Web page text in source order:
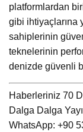
platformlardan
gibi ihtiyaçlarına
sahiplerinin
teknelerinin
denizde güvenli
Haberleriniz 70
Dalga Dalga
WhatsApp: +90